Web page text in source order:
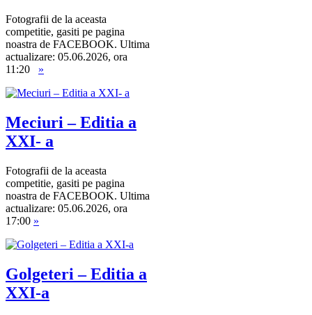
Fotografii de la aceasta
competitie, gasiti pe pagina
noastra de FACEBOOK. Ultima
actualizare: 05.06.2026, ora
11:20 »
Meciuri – Editia a
XXI- a
Fotografii de la aceasta
competitie, gasiti pe pagina
noastra de FACEBOOK. Ultima
actualizare: 05.06.2026, ora
17:00 »
Golgeteri – Editia a
XXI-a